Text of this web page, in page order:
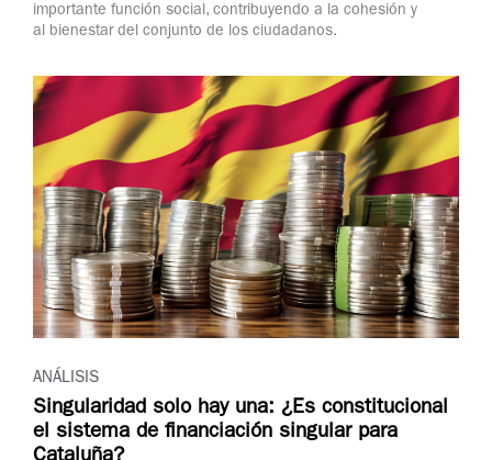
importante función social, contribuyendo a la cohesión y
al bienestar del conjunto de los ciudadanos.
ANÁLISIS
Singularidad solo hay una: ¿Es constitucional
el sistema de financiación singular para